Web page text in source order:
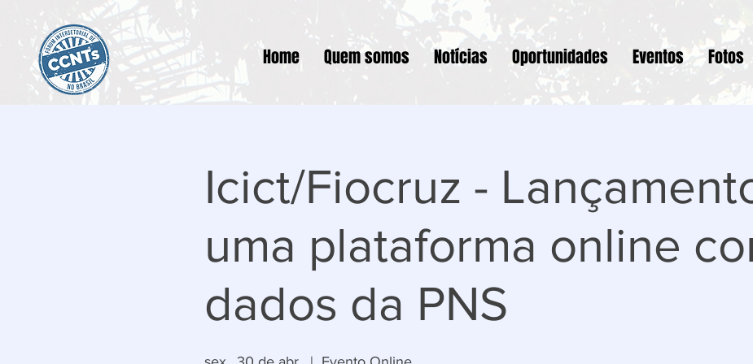
Home Quem somos Notícias Oportunidades Eventos Fotos
Icict/Fiocruz -
uma plataforma online
dados da PNS